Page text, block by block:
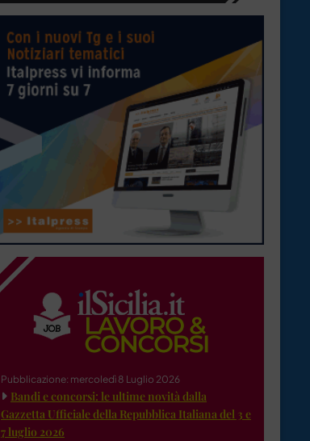
Pubblicazione: mercoledì 8 Luglio 2026
Bandi e concorsi: le ultime novità dalla
Gazzetta Ufficiale della Repubblica Italiana del 3 e
7 luglio 2026